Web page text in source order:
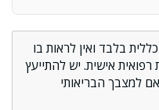
בלבד ואין לראות בו
אישית. יש להתייעץ
למצבך הבריאותי